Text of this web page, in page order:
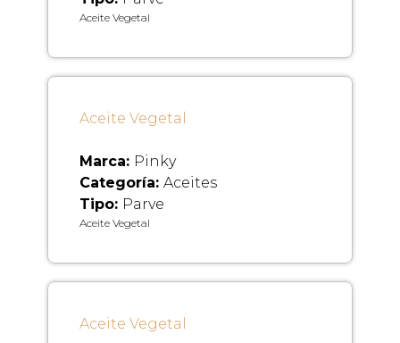
Aceite Vegetal
Aceite Vegetal
Marca: Pinky
Categoría: Aceites
Tipo: Parve
Aceite Vegetal
Aceite Vegetal